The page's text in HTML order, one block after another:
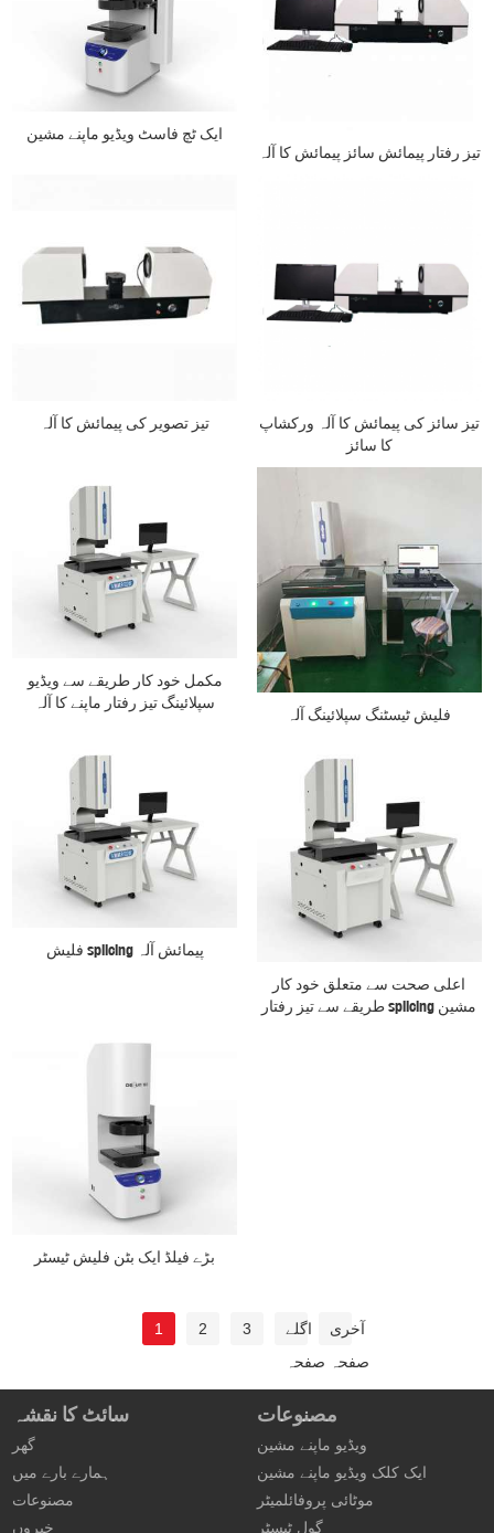
ایک ٹچ فاسٹ ویڈیو ماپنے مشین
تیز رفتار پیمائش سائز پیمائش کا آلہ
تیز تصویر کی پیمائش کا آلہ
تیز سائز کی پیمائش کا آلہ ورکشاپ
کا سائز
مکمل خود کار طریقے سے ویڈیو
سپلائینگ تیز رفتار ماپنے کا آلہ
فلیش ٹیسٹنگ سپلائینگ آلہ
فلیش splicing پیمائش آلہ
اعلی صحت سے متعلق خود کار
طریقے سے تیز رفتار splicing مشین
بڑے فیلڈ ایک بٹن فلیش ٹیسٹر
1 2 3
اگلے
صفحہ
آخری
صفحہ
سائٹ کا نقشہ
گھر
ہمارے بارے میں
مصنوعات
خبروں
مصنوعات
ویڈیو ماپنے مشین
ایک کلک ویڈیو ماپنے مشین
موٹائی پروفائلمیٹر
گول ٹیسٹر